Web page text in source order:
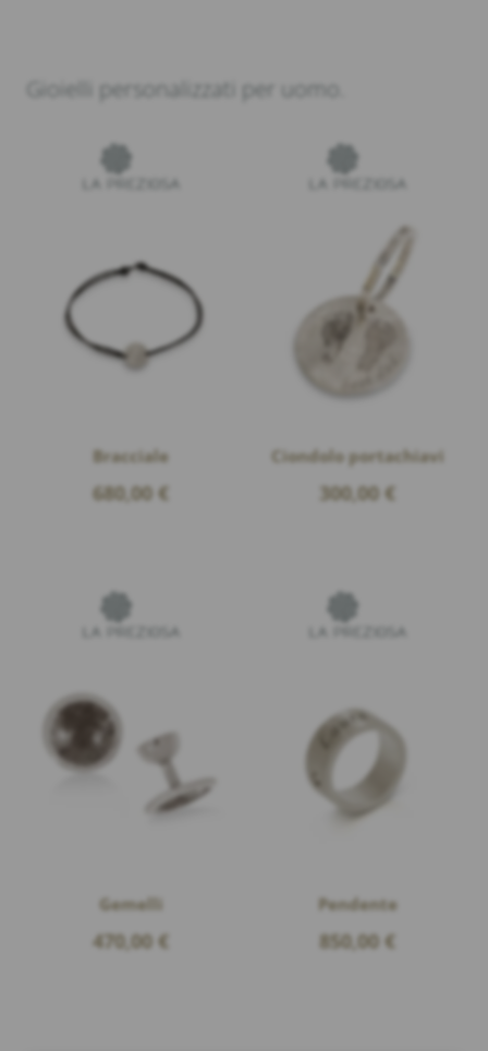
Gioielli personalizzati per uomo.
Bracciale
680,00 €
Ciondolo portachiavi
300,00 €
Gemelli
470,00 €
Pendente
850,00 €